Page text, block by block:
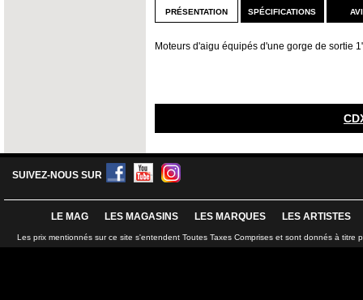
présentation
Moteurs d'aigu équipés d'une gorge de sortie
spécifications
SUIVEZ-NOUS SUR
LE MAG LES MAGASINS LES MARQUES LES ARTISTES
Les prix mentionnés sur ce site s'entendent Toutes Taxes Comprises et sont donnés à